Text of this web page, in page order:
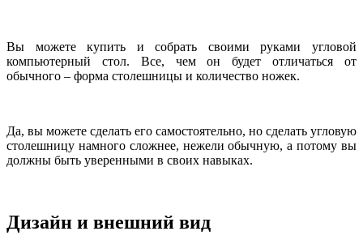
Вы можете купить и собрать своими руками угловой
компьютерный стол. Все, чем он будет отличаться от
обычного – форма столешницы и количество ножек.
Да, вы можете сделать его самостоятельно, но сделать угловую
столешницу намного сложнее, нежели обычную, а потому вы
должны быть уверенными в своих навыках.
Дизайн и внешний вид